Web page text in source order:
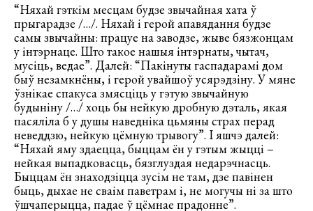
“Няхай гэткім месцам будзе звычайная хата ў
прыгарадзе /…/. Няхай і герой апавядання будзе
самы звычайны: працуе на заводзе, жыве бязжонцам
у інтэрнаце. Што такое нашыя інтэрнаты, чытач,
мусіць, ведае”. Далей: “Пакінуты гаспадарамі дом
быў незамкнёны, і герой увайшоў усярэдзіну. У мяне
ўзнікае спакуса змясціць у гэтую звычайную
будыніну /…/ хоць бы нейкую дробную дэталь, якая
пасяліла б у душы наведніка цьмяны страх перад
неведдзю, нейкую цёмную трывогу”. І яшчэ далей:
“Няхай яму здаецца, быццам ён у гэтым жыцці –
нейкая выпадковасць, бязглуздая недарэчнасць.
Быццам ён знаходзіцца зусім не там, дзе павінен
быць, дыхае не сваім паветрам і, не могучы ні за што
ўшчаперыцца, падае ў цёмнае прадонне”.